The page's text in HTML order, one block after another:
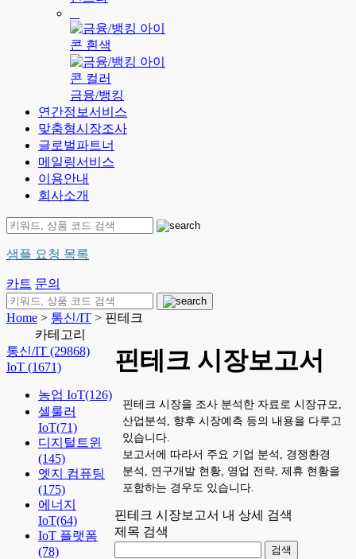
금융/뱅킹
연간정보서비스
맞춤형시장조사
글로벌파트너
메일링서비스
이용안내
회사소개
샘플 요청 목록
카트 문의
Home > 통신/IT > 핀테크
카테고리
통신/IT (29868)
IoT (1671)
농업 IoT(126)
셀룰러
IoT(71)
디지털트윈
(145)
엣지 컴퓨팅
(175)
에너지
IoT(64)
IoT 플랫폼
(78)
핀테크 시장보고서
핀테크 시장을 조사 분석한 자료로 시장규모,
산업분석, 향후 시장예측 등의 내용을 다루고
있습니다.
보고서에 따라서 주요 기업 분석, 경쟁환경
분석, 연구개발 현황, 영업 전략, 제휴 현황을
포함하는 경우도 있습니다.
핀테크 시장보고서 내 상세 검색
제목 검색